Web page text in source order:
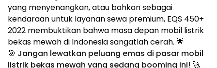
yang menyenangkan, atau bahkan sebagai
kendaraan untuk layanan sewa premium, EQS 450+
2022 membuktikan bahwa masa depan mobil listrik
bekas mewah di Indonesia sangatlah cerah. 🌟
🎯 Jangan lewatkan peluang emas di pasar mobil
listrik bekas mewah yang sedang booming ini! 🚀